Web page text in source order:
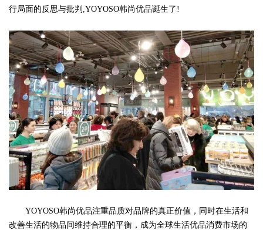
行局面的反思与批判,YOYOSO韩尚优品诞生了!
YOYOSO韩尚优品注重品质对品牌的真正价值，同时在生活和
改善生活的物品间维持合理的平衡，成为全球生活优品消费市场的